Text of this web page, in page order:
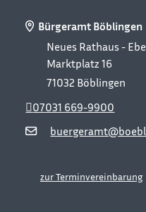
Bürgeramt Böblingen
Neues Rathaus -
Marktplatz 16
71032 Böblingen
07031 669-9900
zur Terminvereinbarung